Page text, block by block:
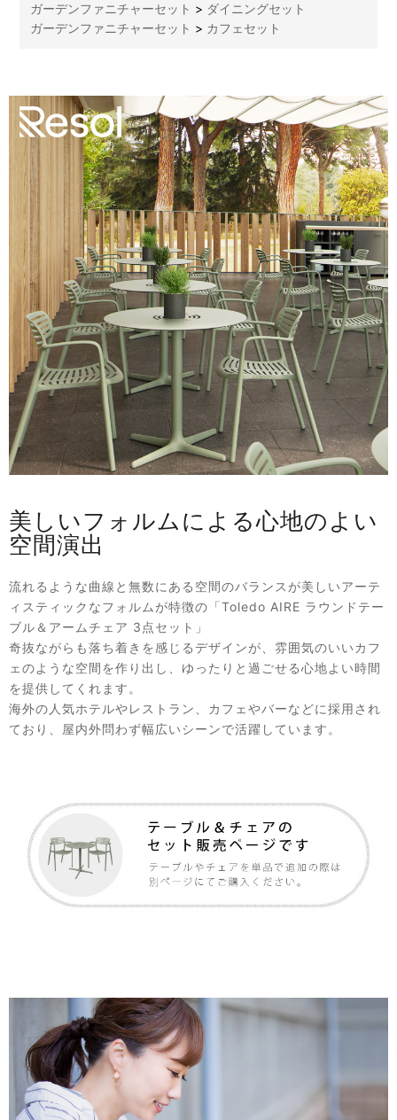
ガーデンファニチャーセット > ダイニングセット
ガーデンファニチャーセット > カフェセット
美しいフォルムによる心地のよい
空間演出
流れるような曲線と無数にある空間のバランスが美しいアーテ
ィスティックなフォルムが特徴の「Toledo AIRE ラウンドテー
ブル＆アームチェア 3点セット」
奇抜ながらも落ち着きを感じるデザインが、雰囲気のいいカフ
ェのような空間を作り出し、ゆったりと過ごせる心地よい時間
を提供してくれます。
海外の人気ホテルやレストラン、カフェやバーなどに採用され
ており、屋内外問わず幅広いシーンで活躍しています。